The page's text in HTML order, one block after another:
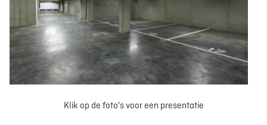
Klik op de foto's voor een presentatie